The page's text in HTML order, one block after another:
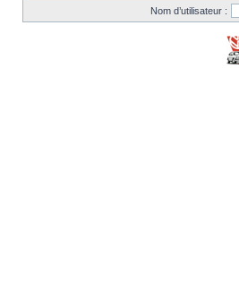
Nom d’utilisateur :